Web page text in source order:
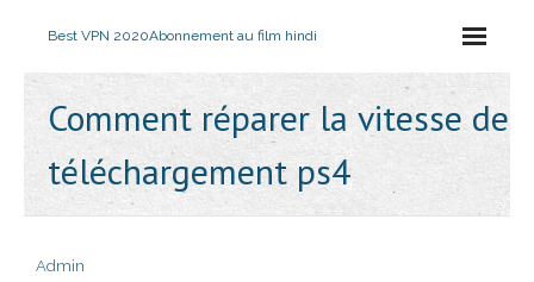
Best VPN 2020Abonnement au film hindi
Comment réparer la vitesse de
téléchargement ps4
Admin